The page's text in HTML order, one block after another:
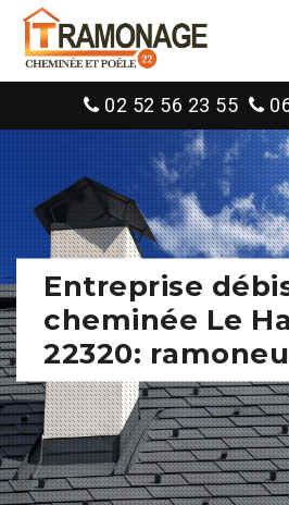
02 52 56 23 55
Entreprise
cheminée Le
22320: